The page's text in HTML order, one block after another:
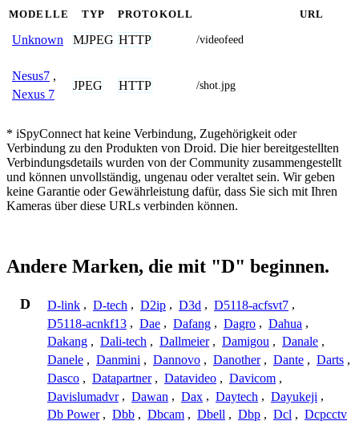
MODELLE TYP PROTOKOLL URL
Unknown MJPEG HTTP /videofeed
Nesus7 ,
Nexus 7
JPEG HTTP /shot.jpg
* iSpyConnect hat keine Verbindung, Zugehörigkeit oder
Verbindung zu den Produkten von Droid. Die hier bereitgestellten
Verbindungsdetails wurden von der Community zusammengestellt
und können unvollständig, ungenau oder veraltet sein. Wir geben
keine Garantie oder Gewährleistung dafür, dass Sie sich mit Ihren
Kameras über diese URLs verbinden können.
Andere Marken, die mit "D" beginnen.
D D-link , D-tech , D2ip , D3d , D5118-acfsvt7 ,
D5118-acnkf13 , Dae , Dafang , Dagro , Dahua ,
Dakang , Dali-tech , Dallmeier , Damigou , Danale ,
Danele , Danmini , Dannovo , Danother , Dante , Darts ,
Dasco , Datapartner , Datavideo , Davicom ,
Davislumadvr , Dawan , Dax , Daytech , Dayukeji ,
Db Power , Dbb , Dbcam , Dbell , Dbp , Dcl , Dcpcctv